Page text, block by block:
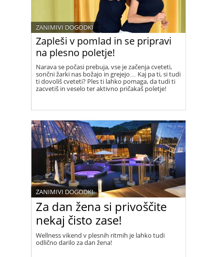
Zapleši v pomlad in se pripravi
na plesno poletje!
ZANIMIVI DOGODKI
Narava se počasi prebuja, vse je začenja cveteti,
sončni žarki nas božajo in grejejo… Kaj pa ti, si tudi
ti dovoliš cveteti? Ples ti lahko pomaga, da tudi ti
zacvetiš in veselo ter aktivno pričakaš poletje!
Za dan žena si privoščite
nekaj čisto zase!
ZANIMIVI DOGODKI
Wellness vikend v plesnih ritmih je lahko tudi
odlično darilo za dan žena!